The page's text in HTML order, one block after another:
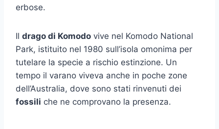
erbose.
Il drago di Komodo vive nel Komodo National
Park, istituito nel 1980 sull’isola omonima per
tutelare la specie a rischio estinzione. Un
tempo il varano viveva anche in poche zone
dell’Australia, dove sono stati rinvenuti dei
fossili che ne comprovano la presenza.